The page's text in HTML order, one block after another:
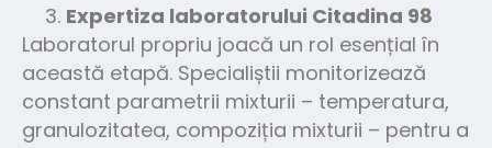
Expertiza laboratorului Citadina 98
Laboratorul propriu joacă un rol esențial în
această etapă. Specialiștii monitorizează
constant parametrii mixturii – temperatura,
granulozitatea, compoziția mixturii – pentru a